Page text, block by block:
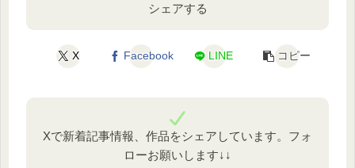
シェアする
X Facebook LINE コピー
Xで新着記事情報、作品をシェアしています。フォ
ローお願いします↓↓